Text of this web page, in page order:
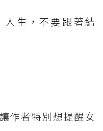
生，不要跟著結
作者特別想提醒女